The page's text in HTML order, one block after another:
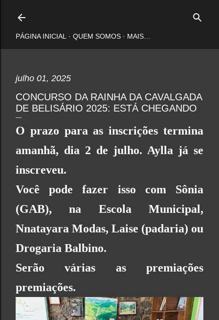
PÁGINA INICIAL QUEM SOMOS MAIS…
julho 01, 2025
CONCURSO DA RAINHA DA CAVALGADA
DE BELISÁRIO 2025: ESTÁ CHEGANDO
O prazo para as inscrições termina
amanhã, dia 2 de julho. Aylla já se
inscreveu.
Você pode fazer isso com Sônia
(GAB), na Escola Municipal,
Nnatayara Modas, Laise (padaria) ou
Drogaria Balbino.
Serão várias as premiações
premiações.